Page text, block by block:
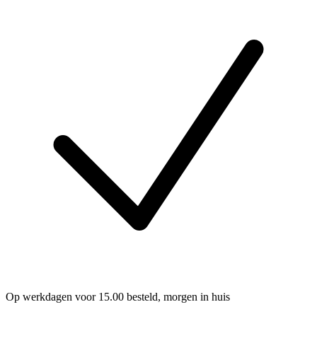
Op werkdagen voor 15.00 besteld, morgen in huis